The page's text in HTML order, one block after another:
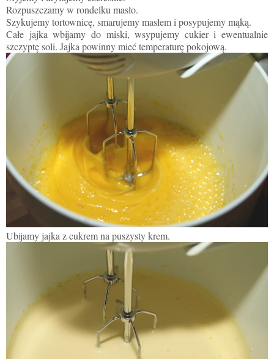
Rozpuszczamy w rondelku masło.
Szykujemy tortownicę, smarujemy masłem i posypujemy mąką.
Całe jajka wbijamy do miski, wsypujemy cukier i ewentualnie
szczyptę soli. Jajka powinny mieć temperaturę pokojową.
Ubijamy jajka z cukrem na puszysty krem.